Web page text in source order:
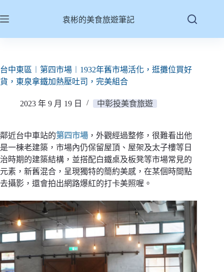
至
容
袁彬的美食旅遊筆記
台中東區︱第四市場︱1932年舊市場活化，逛攤位買好
貨，東泉拿鐵加熱壓吐司，完美組合
2023 年 9 月 19 日 中彰投美食旅遊
鄰近台中車站的第四市場 ，外觀經過整修，很難看出他
是一棟老建築，市場內仍保留屋頂、屋架及太子樓等日
治時期的建築結構，並搭配白鐵桌及板凳等市場常見的
元素，新舊混合，呈現獨特的簡約美感，在某個時間點
去攝影，還會拍出網路爆紅的打卡美照喔。